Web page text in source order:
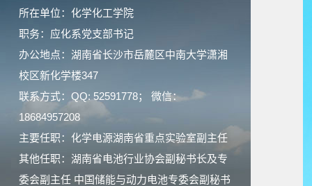
所在单位：化学化工学院
职务：应化系党支部书记
办公地点：湖南省长沙市岳麓区中南大学潇湘
校区新化学楼347
联系方式：QQ: 52591778； 微信：
18684957208
主要任职：化学电源湖南省重点实验室副主任
其他任职：湖南省电池行业协会副秘书长及专
委会副主任 中国储能与动力电池专委会副秘书